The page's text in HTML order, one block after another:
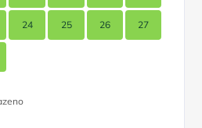
24 25 26 27